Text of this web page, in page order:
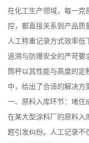
在化工生产领域，每一克
控，都直接关系到产品质
人工称重记录方式效率低
追溯与防爆安全的严苛要
筒秤以其性能与高度的定
中，给出了合适的解决方
一、原料入库环节：堵住
在某大型涂料厂的原料入
题引发纠纷。人工记录不